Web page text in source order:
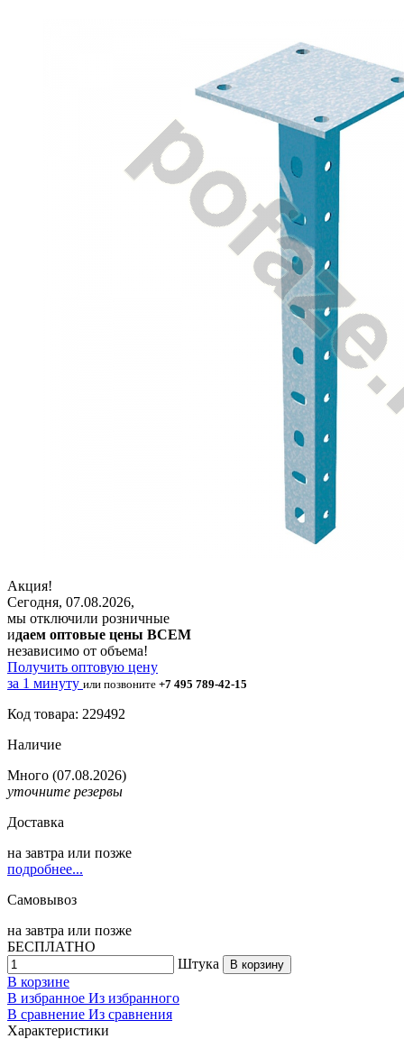
Акция!
Сегодня, 07.08.2026,
мы отключили розничные
идаем оптовые цены ВСЕМ
независимо от объема!
Получить оптовую цену
за 1 минуту или позвоните +7 495 789-42-15
Код товара: 229492
Наличие
Много (07.08.2026)
уточните резервы
Доставка
на завтра или позже
подробнее...
Самовывоз
на завтра или позже
БЕСПЛАТНО
Штука
В корзину
В корзине
В избранное Из избранного
В сравнение Из сравнения
Характеристики